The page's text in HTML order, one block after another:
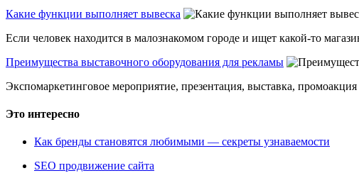
Какие функции выполняет вывеска
Если человек находится в малознакомом городе и ищет какой-то
Преимущества выставочного оборудования для рекламы
Экспомаркетинговое мероприятие, презентация, выставка,
Это интересно
Как бренды становятся любимыми — секреты узнаваемости
SEO продвижение сайта